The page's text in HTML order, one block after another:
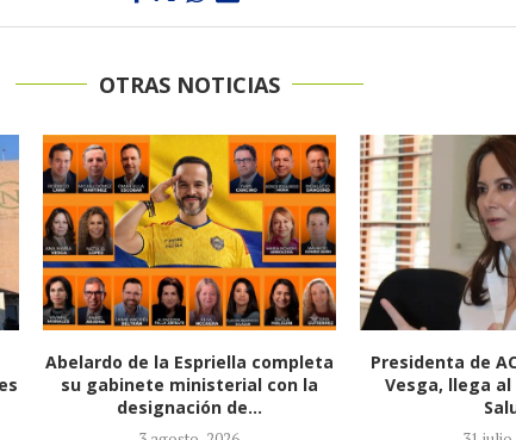
OTRAS NOTICIAS
Presidenta de ACEMI, Ana María
Vesga, llega al Ministerio de
Salud
Se mueve la
Contraloría: